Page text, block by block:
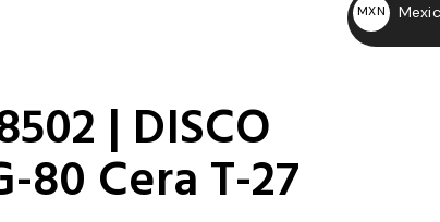
| DISCO
80 Cera T-27
MXN